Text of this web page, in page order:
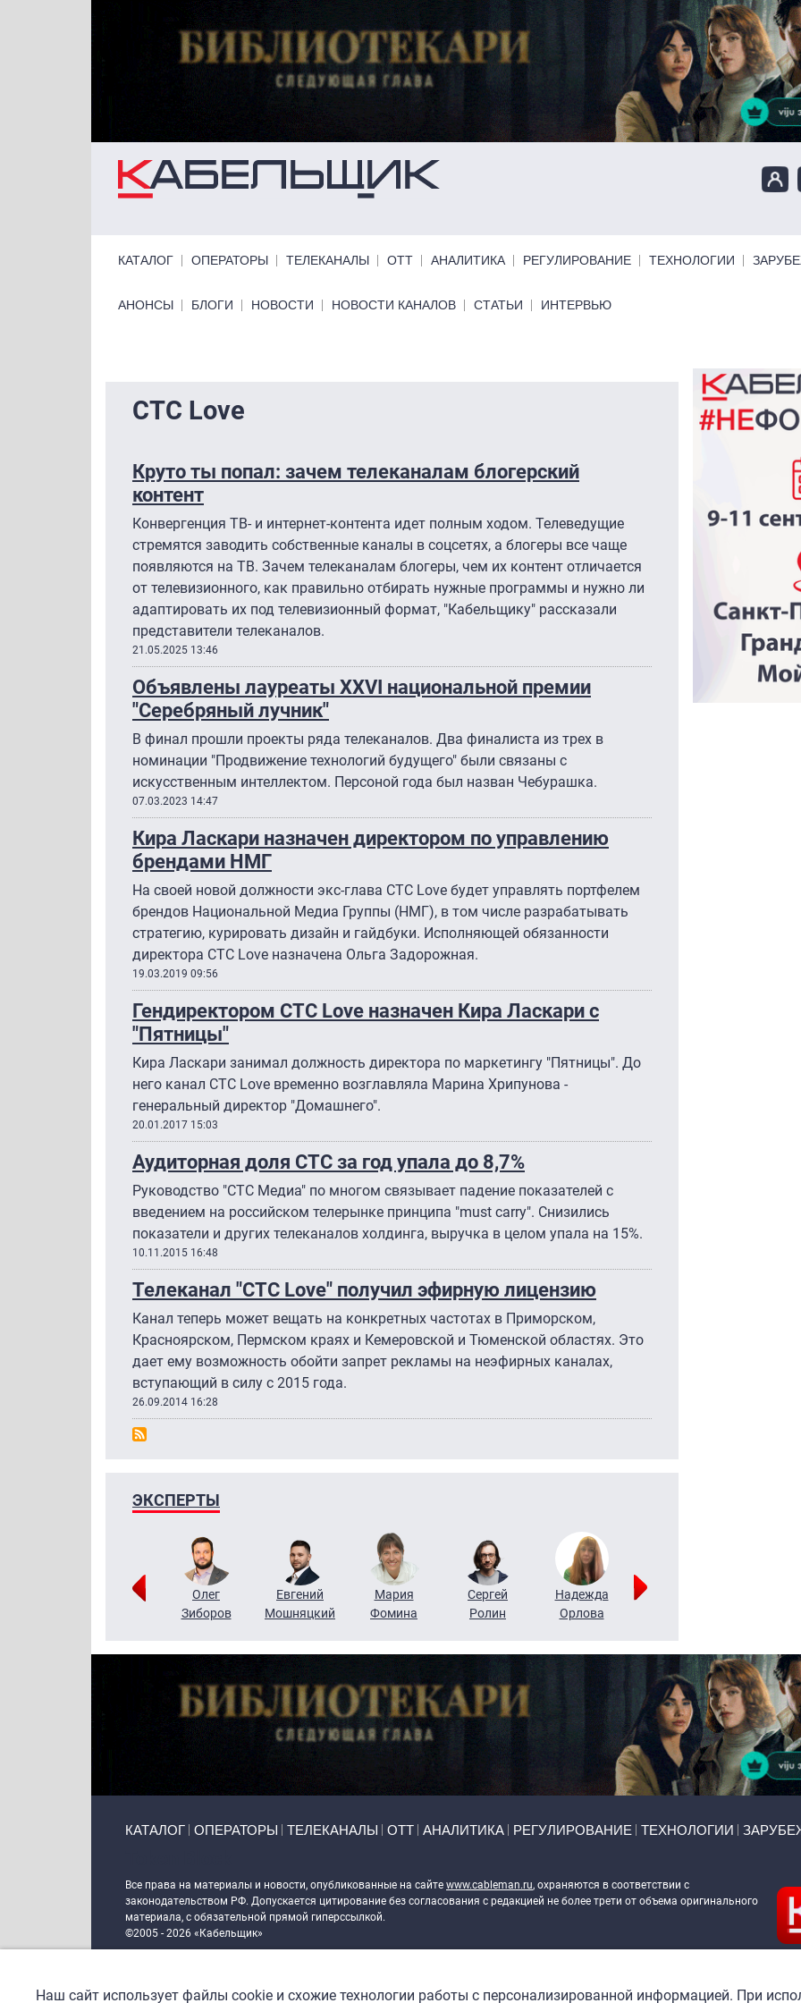
КАТАЛОГ ОПЕРАТОРЫ ТЕЛЕКАНАЛЫ ОТТ АНАЛИТИКА РЕГУЛИРОВАНИЕ ТЕХНОЛОГИИ
Primary links bottom
АНОНСЫ БЛОГИ НОВОСТИ НОВОСТИ КАНАЛОВ СТАТЬИ ИНТЕРВЬЮ
СТС Love
Круто ты попал: зачем телеканалам блогерский
контент
Конвергенция ТВ- и интернет-контента идет полным ходом. Телеведущие
стремятся заводить собственные каналы в соцсетях, а блогеры все чаще
появляются на ТВ. Зачем телеканалам блогеры, чем их контент отличается
от телевизионного, как правильно отбирать нужные программы и нужно ли
адаптировать их под телевизионный формат, "Кабельщику" рассказали
представители телеканалов.
21.05.2025 13:46
Объявлены лауреаты XXVI национальной премии
"Серебряный лучник"
В финал прошли проекты ряда телеканалов. Два финалиста из трех в
номинации "Продвижение технологий будущего" были связаны с
искусственным интеллектом. Персоной года был назван Чебурашка.
07.03.2023 14:47
Кира Ласкари назначен директором по управлению
брендами НМГ
На своей новой должности экс-глава CTC Love будет управлять портфелем
брендов Национальной Медиа Группы (НМГ), в том числе разрабатывать
стратегию, курировать дизайн и гайдбуки. Исполняющей обязанности
директора CTC Love назначена Ольга Задорожная.
19.03.2019 09:56
Гендиректором СТС Love назначен Кира Ласкари с
"Пятницы"
Кира Ласкари занимал должность директора по маркетингу "Пятницы". До
него канал СТС Love временно возглавляла Марина Хрипунова -
генеральный директор "Домашнего".
20.01.2017 15:03
Аудиторная доля СТС за год упала до 8,7%
Руководство "СТС Медиа" по многом связывает падение показателей с
введением на российском телерынке принципа "must carry". Снизились
показатели и других телеканалов холдинга, выручка в целом упала на 15%.
10.11.2015 16:48
Телеканал "СТС Love" получил эфирную лицензию
Канал теперь может вещать на конкретных частотах в Приморском,
Красноярском, Пермском краях и Кемеровской и Тюменской областях. Это
дает ему возможность обойти запрет рекламы на неэфирных каналах,
вступающий в силу с 2015 года.
26.09.2014 16:28
ЭКСПЕРТЫ
Григорий
Олег
Зиборов
Евгений
Мошняцкий
Мария
Фомина
Сергей
Ролин
Надежда
Орлова
КАТАЛОГ ОПЕРАТОРЫ ТЕЛЕКАНАЛЫ ОТТ АНАЛИТИКА РЕГУЛИРОВАНИЕ ТЕХНОЛОГИИ
Все права на материалы и новости, опубликованные на сайте www.cableman.ru, охраняются в соответствии с
законодательством РФ. Допускается цитирование без согласования с редакцией не более трети от объема оригинального
материала, с обязательной прямой гиперссылкой.
©2005 - 2026 «Кабельщик»
DrupalCoder — поддержка сайта c 2017 года
Наш сайт использует файлы cookie и схожие технологии работы с персонализированной информацией. При